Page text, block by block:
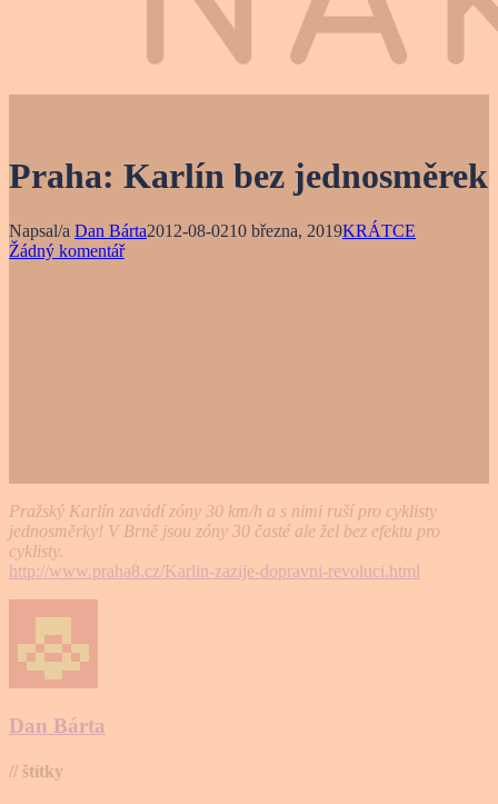
Praha: Karlín bez jednosměrek
Napsal/a Dan Bárta2012-08-0210 března, 2019KRÁTCE
Žádný komentář
Pražský Karlín zavádí zóny 30 km/h a s nimi ruší pro cyklisty
jednosměrky! V Brně jsou zóny 30 časté ale žel bez efektu pro
cyklisty.
http://www.praha8.cz/Karlin-zazije-dopravni-revoluci.html
Dan Bárta
// štítky